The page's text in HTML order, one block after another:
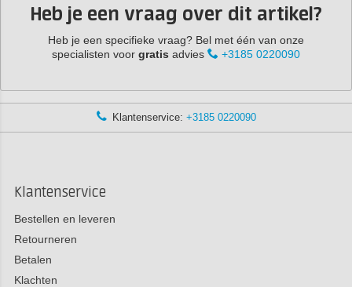
Heb je een vraag over dit artikel?
Heb je een specifieke vraag? Bel met één van onze
specialisten voor gratis advies +3185 0220090
Advies via WhatsApp:
Klantenservice
Bestellen en leveren
Retourneren
Betalen
Klachten